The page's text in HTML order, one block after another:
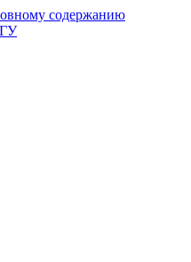
содержанию